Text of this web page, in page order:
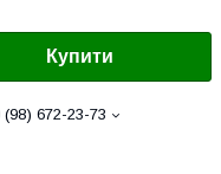
Купити
(98) 672-23-73